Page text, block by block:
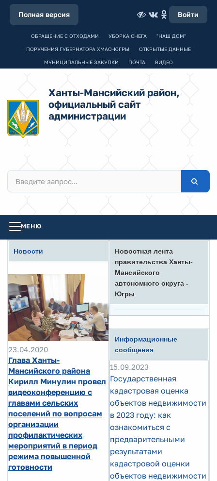
Полная версия Войти
ОБРАЩЕНИЕ С ОТХОДАМИ УБОРКА СНЕГА "НАШ ДОМ"
ПОРУЧЕНИЯ ГУБЕРНАТОРА ХМАО-ЮГРЫ ОТКРЫТЫЕ ДАННЫЕ
МУНИЦИПАЛЬНЫЕ ЗАКУПКИ ПОЧТА ВИДЕО
Ханты-Мансийский район,
официальный сайт
администрации
МЕНЮ
Новости
23.04.2020
Глава Ханты-
Мансийского района
Кирилл Минулин провел
видеоконференцию с
главами сельских
поселений по вопросам
организации
профилактических
мероприятий в период
режима повышенной
готовности
Новостная лента
правительства Ханты-
Мансийского
автономного округа -
Югры
Информационные
сообщения
15.09.2023
Государственная
кадастровая оценка
объектов недвижимости
в 2023 году: как
ознакомиться с
предварительными
результатами
кадастровой оценки
объектов недвижимости